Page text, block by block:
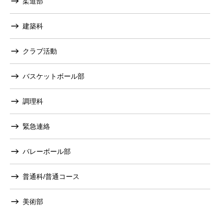
建築科
クラブ活動
バスケットボール部
調理科
緊急連絡
バレーボール部
普通科/普通コース
美術部